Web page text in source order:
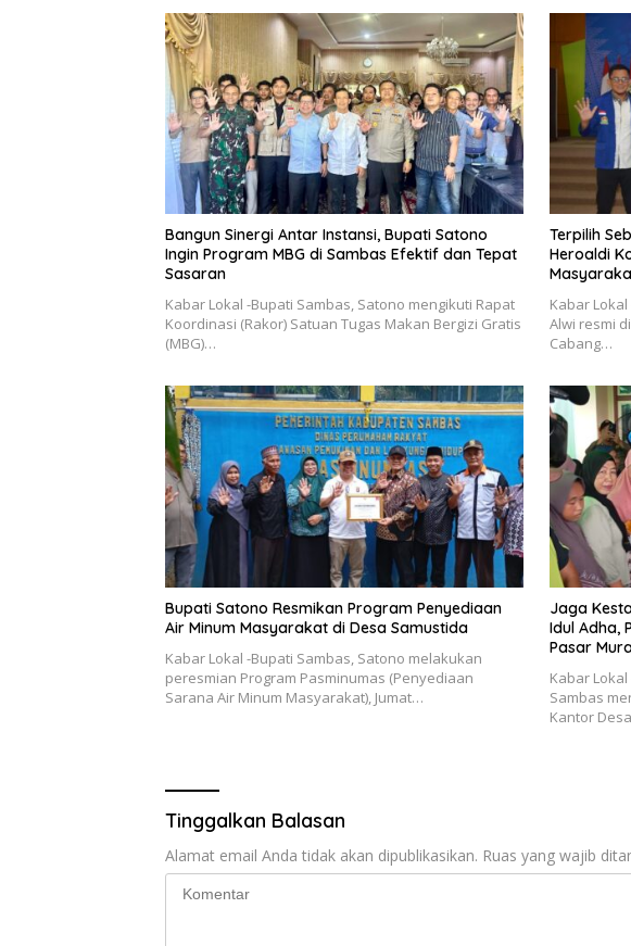
Bangun Sinergi Antar Instansi, Bupati Satono
Ingin Program MBG di Sambas Efektif dan Tepat
Sasaran
Kabar Lokal -Bupati Sambas, Satono mengikuti Rapat
Koordinasi (Rakor) Satuan Tugas Makan Bergizi Gratis
(MBG)…
Terpilih
Heroaldi
Kabar
Alwi resmi
Cabang…
Bupati Satono Resmikan Program Penyediaan
Air Minum Masyarakat di Desa Samustida
Kabar Lokal -Bupati Sambas, Satono melakukan
peresmian Program Pasminumas (Penyediaan
Sarana Air Minum Masyarakat), Jumat…
Jaga
Idul Adha,
Pasar
Kabar
Sambas
Kantor
Tinggalkan Balasan
Alamat email Anda tidak akan dipublikasikan. Ruas yang wajib